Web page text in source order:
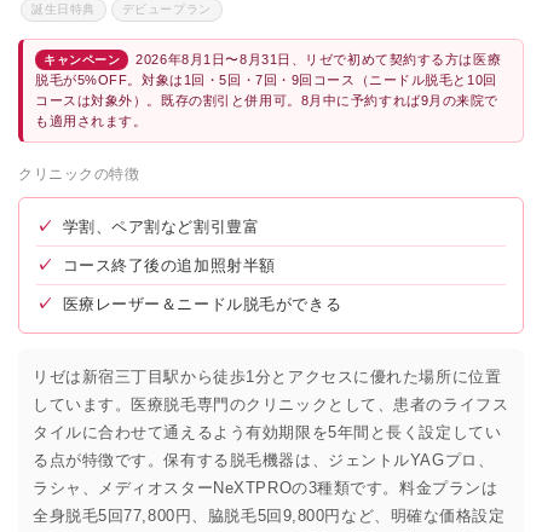
誕生日特典 デビュープラン
キャンペーン
2026年8月1日〜8月31日、リゼで初めて契約する方は医療
脱毛が5%OFF。対象は1回・5回・7回・9回コース（ニードル脱毛と10回
コースは対象外）。既存の割引と併用可。8月中に予約すれば9月の来院で
も適用されます。
クリニックの特徴
✓ 学割、ペア割など割引豊富
✓ コース終了後の追加照射半額
✓ 医療レーザー＆ニードル脱毛ができる
リゼは新宿三丁目駅から徒歩1分とアクセスに優れた場所に位置
しています。医療脱毛専門のクリニックとして、患者のライフス
タイルに合わせて通えるよう有効期限を5年間と長く設定してい
る点が特徴です。保有する脱毛機器は、ジェントルYAGプロ、
ラシャ、メディオスターNeXTPROの3種類です。料金プランは
全身脱毛5回77,800円、脇脱毛5回9,800円など、明確な価格設定